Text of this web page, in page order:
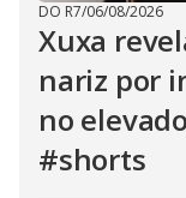
DO R7/06/08/2026
Xuxa
nariz por
no
#shorts